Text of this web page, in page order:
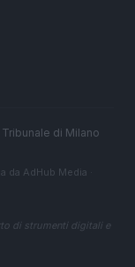
di Milano
da AdHub Media
di strumenti digitali e